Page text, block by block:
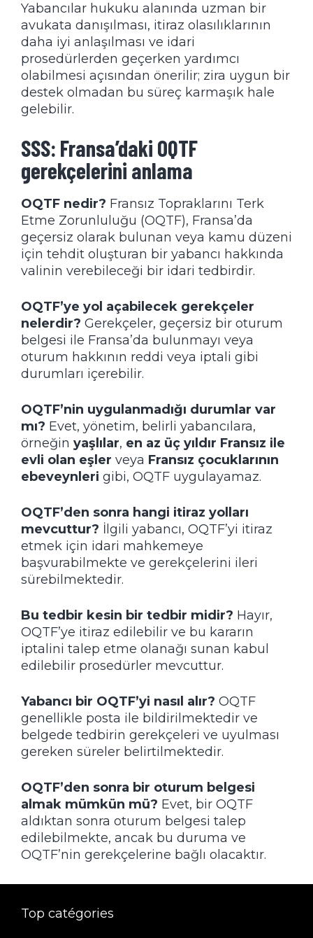
Yabancılar hukuku alanında uzman bir
avukata danışılması, itiraz olasılıklarının
daha iyi anlaşılması ve idari
prosedürlerden geçerken yardımcı
olabilmesi açısından önerilir; zira uygun bir
destek olmadan bu süreç karmaşık hale
gelebilir.
SSS: Fransa’daki OQTF
gerekçelerini anlama
OQTF nedir? Fransız Topraklarını Terk
Etme Zorunluluğu (OQTF), Fransa’da
geçersiz olarak bulunan veya kamu düzeni
için tehdit oluşturan bir yabancı hakkında
valinin verebileceği bir idari tedbirdir.
OQTF’ye yol açabilecek gerekçeler
nelerdir? Gerekçeler, geçersiz bir oturum
belgesi ile Fransa’da bulunmayı veya
oturum hakkının reddi veya iptali gibi
durumları içerebilir.
OQTF’nin uygulanmadığı durumlar var
mı? Evet, yönetim, belirli yabancılara,
örneğin yaşlılar, en az üç yıldır Fransız ile
evli olan eşler veya Fransız çocuklarının
ebeveynleri gibi, OQTF uygulayamaz.
OQTF’den sonra hangi itiraz yolları
mevcuttur? İlgili yabancı, OQTF’yi itiraz
etmek için idari mahkemeye
başvurabilmekte ve gerekçelerini ileri
sürebilmektedir.
Bu tedbir kesin bir tedbir midir? Hayır,
OQTF’ye itiraz edilebilir ve bu kararın
iptalini talep etme olanağı sunan kabul
edilebilir prosedürler mevcuttur.
Yabancı bir OQTF’yi nasıl alır? OQTF
genellikle posta ile bildirilmektedir ve
belgede tedbirin gerekçeleri ve uyulması
gereken süreler belirtilmektedir.
OQTF’den sonra bir oturum belgesi
almak mümkün mü? Evet, bir OQTF
aldıktan sonra oturum belgesi talep
edilebilmekte, ancak bu duruma ve
OQTF’nin gerekçelerine bağlı olacaktır.
Top catégories